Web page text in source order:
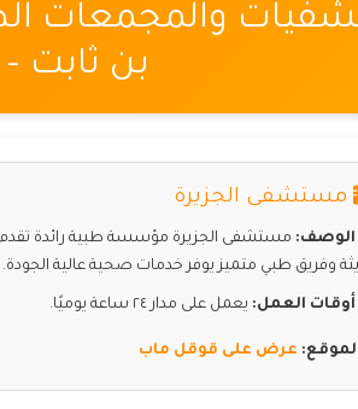
والمجمعات
بن ثابت –
مستشفى الجزيرة
مستشفى الجزيرة مؤسسة طبية رائدة تقدم
وفريق طبي متميز يوفر خدمات صحية عالية الجودة.
العمل: يعمل على مدار ٢٤ ساعة يوميًا.
عرض على قوقل ماب